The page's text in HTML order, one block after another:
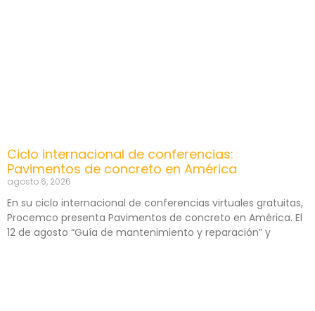
Ciclo internacional de conferencias:
Pavimentos de concreto en América
agosto 6, 2026
En su ciclo internacional de conferencias virtuales gratuitas,
Procemco presenta Pavimentos de concreto en América. El
12 de agosto “Guía de mantenimiento y reparación” y